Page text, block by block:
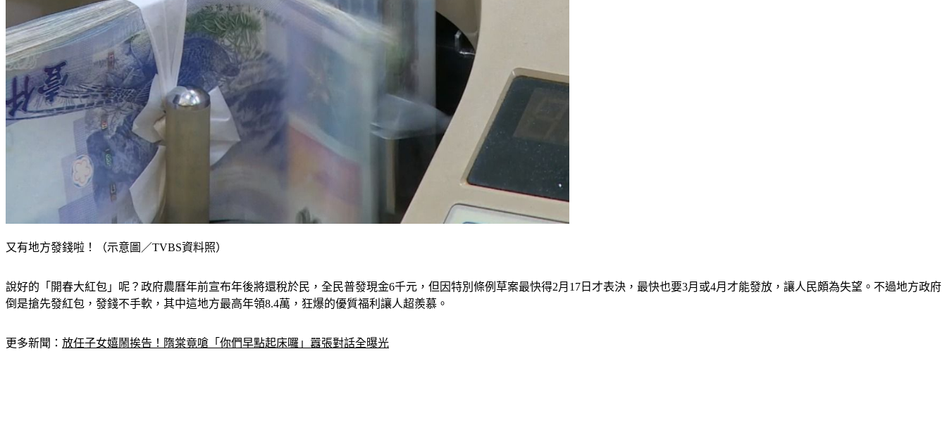
又有地方發錢啦！（示意圖／TVBS資料照）
說好的「開春大紅包」呢？政府農曆年前宣布年後將還稅於民，全民普發現金6千元，但因特別條例草案最快得2月17日才表決，最快也要3月或4月才能發放，讓人民頗為失望。不過地方政府
倒是搶先發紅包，發錢不手軟，其中這地方最高年領8.4萬，狂爆的優質福利讓人超羨慕。
更多新聞： 放任子女嬉鬧挨告！隋棠竟嗆「你們早點起床囉」囂張對話全曝光